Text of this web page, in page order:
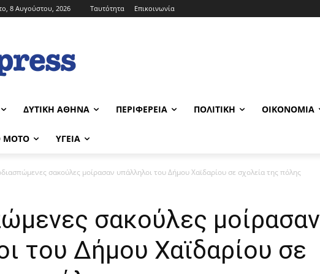
8 Αυγούστου, 2026 Ταυτότητα Επικοινωνία
ΔΥΤΙΚΉ ΑΘΉΝΑ ΠΕΡΙΦΈΡΕΙΑ ΠΟΛΙΤΙΚΉ ΟΙΚΟΝΟΜΊΑ
MOTO ΥΓΕΊΑ
σακούλες μοίρασαν υπάλληλοι του Δήμου Χαϊδαρίου σε σχολεία της πόλης
σακούλες μοίρασαν
του Δήμου Χαϊδαρίου σε